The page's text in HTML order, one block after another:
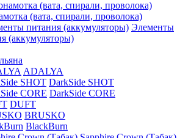
(вата, спирали, проволока)
Элементы
(аккумуляторы)
ADALYA
DarkSide SHOT
DarkSide CORE
DUFT
BRUSKO
BlackBurn